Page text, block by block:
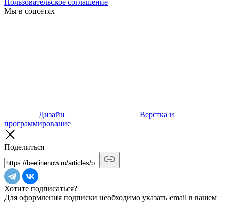
Мы в соцсетях
Дизайн
Верстка и
программирование
Поделиться
Хотите подписаться?
Для оформления подписки необходимо указать email в вашем